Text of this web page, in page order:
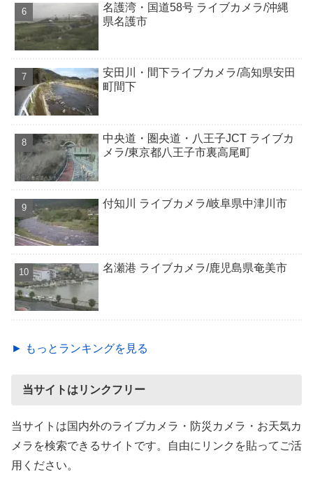
名護湾・国道58号 ライブカメラ/沖縄
県名護市
安田川・間下ライブカメラ/高知県安田
町間下
中央道・圏央道・八王子JCT ライブカ
メラ/東京都八王子市裏高尾町
付知川 ライブカメラ/岐阜県中津川市
名瀬港 ライブカメラ/鹿児島県奄美市
► もっとランキングを見る
当サイトはリンクフリー
当サイトは国内外のライブカメラ・防災カメラ・お天気カ
メラを検索できるサイトです。自由にリンクを貼ってご活
用ください。